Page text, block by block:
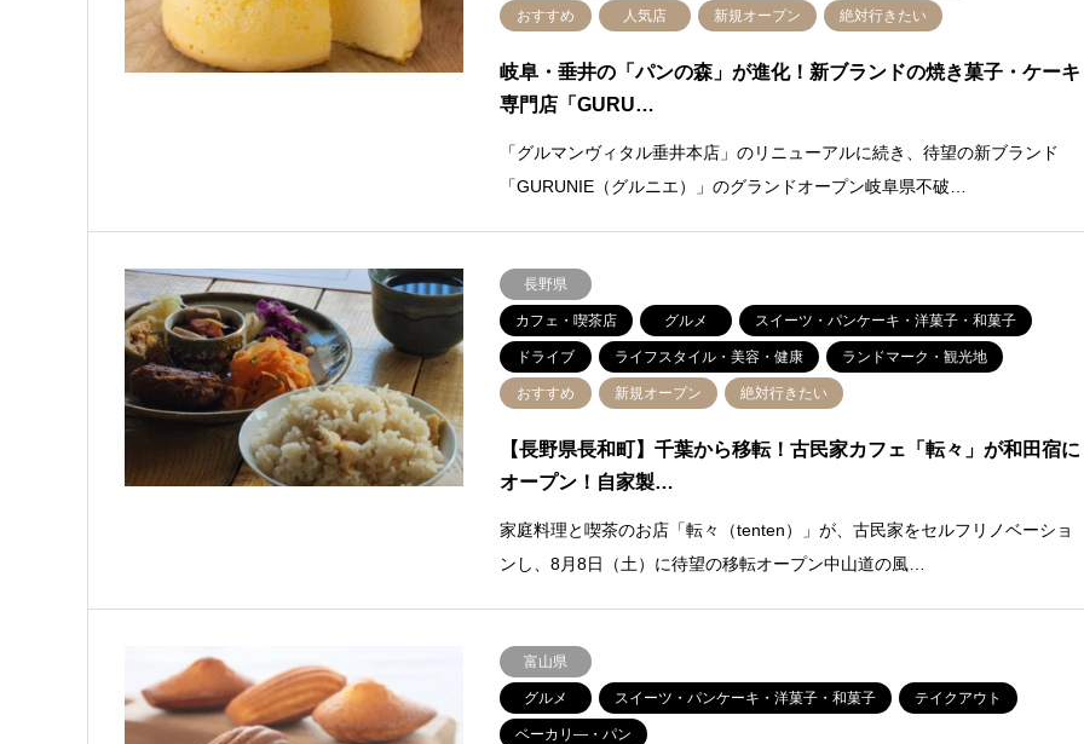
おすすめ 人気店 新規オープン 絶対行きたい
岐阜・垂井の「パンの森」が進化！新ブランドの焼き菓子・ケーキ
専門店「GURU…
「グルマンヴィタル垂井本店」のリニューアルに続き、待望の新ブランド
「GURUNIE（グルニエ）」のグランドオープン岐阜県不破…
長野県
カフェ・喫茶店 グルメ スイーツ・パンケーキ・洋菓子・和菓子
ドライブ ライフスタイル・美容・健康 ランドマーク・観光地
おすすめ 新規オープン 絶対行きたい
【長野県長和町】千葉から移転！古民家カフェ「転々」が和田宿に
オープン！自家製…
家庭料理と喫茶のお店「転々（tenten）」が、古民家をセルフリノベーショ
ンし、8月8日（土）に待望の移転オープン中山道の風…
富山県
グルメ スイーツ・パンケーキ・洋菓子・和菓子 テイクアウト
ベーカリ―・パン